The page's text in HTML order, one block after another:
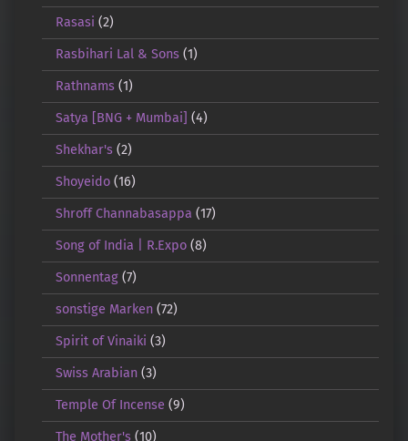
Rasasi (2)
Rasbihari Lal & Sons(1)
Rathnams(1)
Satya [BNG + Mumbai] (4)
Shekhar's(2)
Shoyeido(16)
Shroff Channabasappa (17)
Song of India | R.Expo(8)
Sonnentag(7)
sonstige Marken(72)
Spirit of Vinaiki (3)
Swiss Arabian(3)
Temple Of Incense (9)
The Mother's(10)